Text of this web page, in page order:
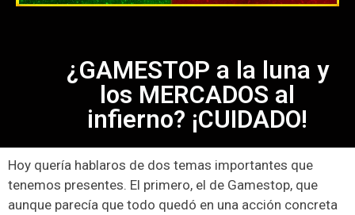
¿GAMESTOP a la luna y
los MERCADOS al
infierno? ¡CUIDADO!
Hoy quería hablaros de dos temas importantes que
tenemos presentes. El primero, el de Gamestop, que
aunque parecía que todo quedó en una acción concreta